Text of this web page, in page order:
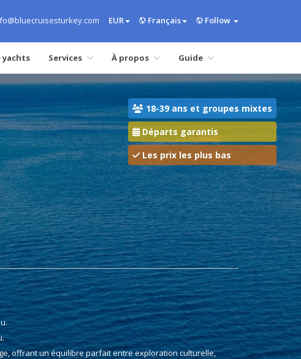
EUR Français Follow
yachts Services À propos Guide
18-39 ans et groupes mixtes
Départs garantis
Les prix les plus bas
offrant un équilibre parfait entre exploration culturelle,